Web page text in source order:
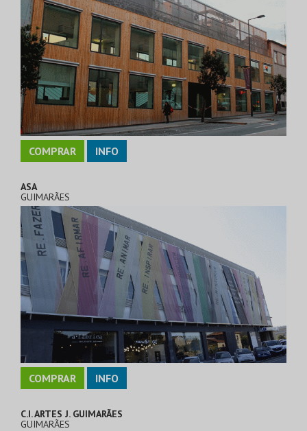
COMPRAR INFO
ASA
GUIMARÃES
COMPRAR INFO
C.I. ARTES J. GUIMARÃES
GUIMARÃES